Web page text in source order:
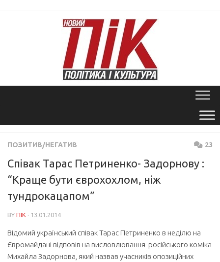
ПОЗИТИВ/НЕГАТИВ 23
Співак Тарас Петриненко- Задорнову :
“Краще бути єврохохлом, ніж
тундрокацапом”
BY ПІК · 13.01.2014
Відомий український співак Тарас Петриненко в неділю на
Євромайдані відповів на висловлювання російського коміка
Михайла Задорнова, який назвав учасників опозиційних